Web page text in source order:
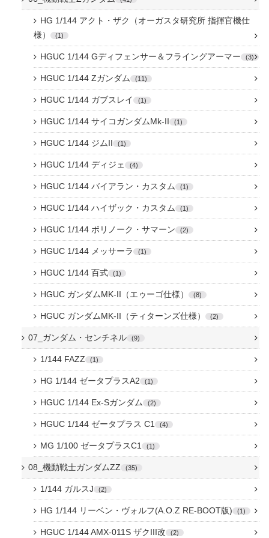
HG 1/144 アクト・ザク（オーガスタ研究所 指揮官機仕
様）
1
HGUC 1/144 Gディフェンサー＆フライングアーマー 3
HGUC 1/144 Zガンダム 11
HGUC 1/144 ガブスレイ 1
HGUC 1/144 サイコガンダムMk-II 1
HGUC 1/144 ジムII 1
HGUC 1/144 ディジェ 4
HGUC 1/144 バイアラン・カスタム 1
HGUC 1/144 ハイザック・カスタム 1
HGUC 1/144 ボリノーク・サマーン 2
HGUC 1/144 メッサーラ 1
HGUC 1/144 百式 1
HGUC ガンダムMK-II（エゥーゴ仕様） 8
HGUC ガンダムMK-II（ティターンズ仕様） 2
07_ガンダム・センチネル 9
1/144 FAZZ 1
HG 1/144 ゼータプラスA2 1
HGUC 1/144 Ex-Sガンダム 2
HGUC 1/144 ゼータプラス C1 4
MG 1/100 ゼータプラスC1 1
08_機動戦士ガンダムZZ 35
1/144 ガルスJ 2
HG 1/144 リーベン・ヴォルフ(A.O.Z RE-BOOT版) 1
HGUC 1/144 AMX-011S ザクIII改 2